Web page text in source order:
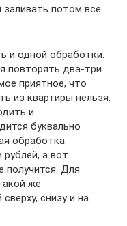
потом все
и одной обработки.
повторять два-три
приятное, что
из квартиры нельзя.
и
буквально
обработка
а вот
получится. Для
же
снизу и на